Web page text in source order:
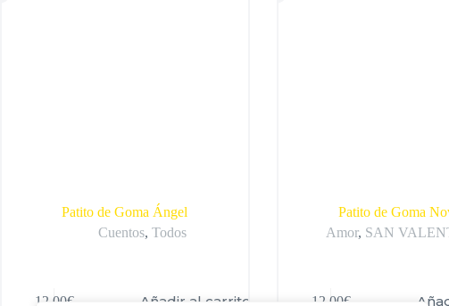
Patito de Goma Ángel
Cuentos,Todos
12,00€ Añadir al carrito
Patito de Goma
Amor, SAN
12,00€